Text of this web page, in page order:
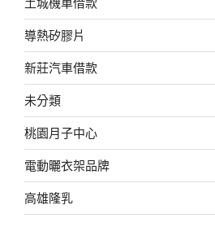
導熱矽膠片
新莊汽車借款
未分類
桃園月子中心
電動曬衣架品牌
高雄隆乳